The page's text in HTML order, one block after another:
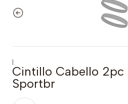
|
Cintillo Cabello 2pc
Sportbr